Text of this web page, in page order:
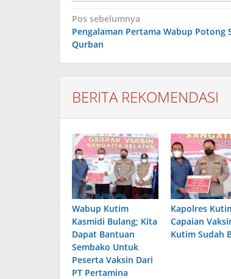
Navigasi
pos
Pos sebelumnya
Pengalaman Pertama Wabup Potong
Qurban
BERITA REKOMENDASI
Wabup Kutim
Kasmidi Bulang; Kita
Dapat Bantuan
Sembako Untuk
Peserta Vaksin Dari
PT Pertamina
Kapolres
Capaian
Kutim Sudah